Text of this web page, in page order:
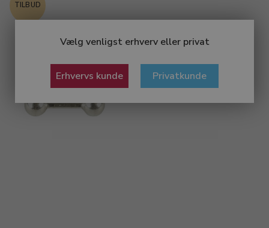
Vælg venligst erhverv eller privat
Erhvervs kunde Privatkunde
TILBUD